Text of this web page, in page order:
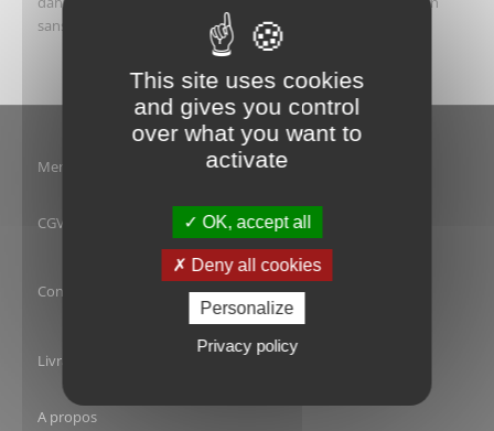
sans préavis.
Mentions Légales
CGV
Confidentialité
Livraison
A propos
This site uses cookies
and gives you control
over what you want to
activate
OK, accept all
Deny all cookies
Personalize
Privacy policy